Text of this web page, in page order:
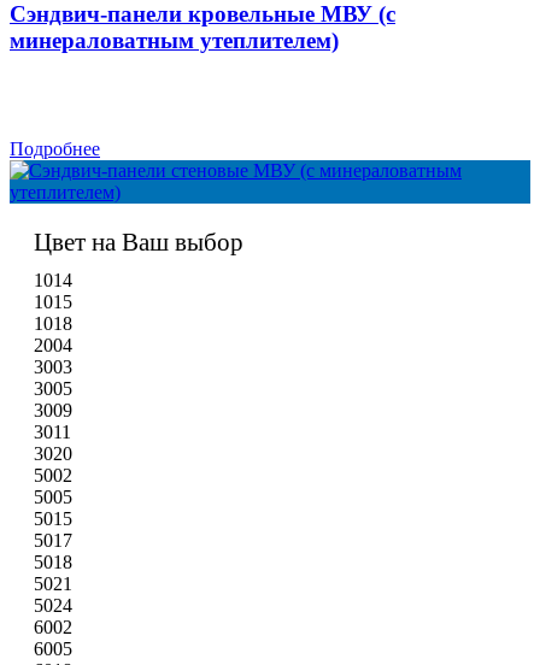
Сэндвич-панели кровельные МВУ (с
минераловатным утеплителем)
Подробнее
Цвет на Ваш выбор
1014
1015
1018
2004
3003
3005
3009
3011
3020
5002
5005
5015
5017
5018
5021
5024
6002
6005